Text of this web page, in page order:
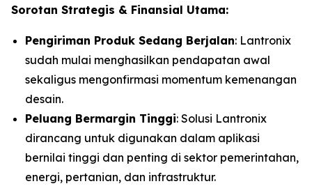
Sorotan Strategis & Finansial Utama:
Pengiriman Produk Sedang Berjalan: Lantronix
sudah mulai menghasilkan pendapatan awal
sekaligus mengonfirmasi momentum kemenangan
desain.
Peluang Bermargin Tinggi: Solusi Lantronix
dirancang untuk digunakan dalam aplikasi
bernilai tinggi dan penting di sektor pemerintahan,
energi, pertanian, dan infrastruktur.